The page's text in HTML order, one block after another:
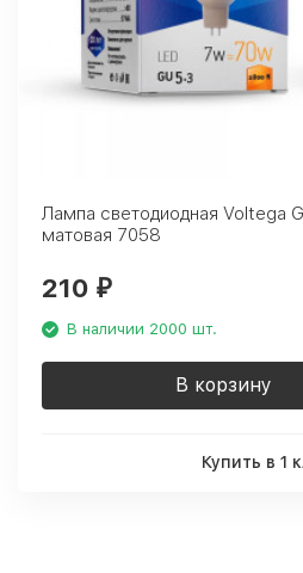
Лампа светодиодная Voltega
матовая 7058
210 ₽
В наличии 2000 шт.
В корзину
Купить в 1